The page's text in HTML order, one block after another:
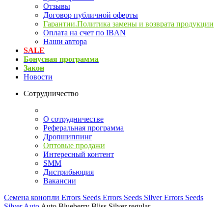
Отзывы
Договор публичной оферты
Гарантии.Политика замены и возврата продукции
Оплата на счет по IBAN
Наши автора
SALE
Бонусная программа
Закон
Новости
Сотрудничество
О сотрудничестве
Реферальная программа
Дропшиппинг
Оптовые продажи
Интересный контент
SMM
Дистрибьюция
Вакансии
Семена конопли Errors Seeds Errors Seeds SilverErrors Seeds